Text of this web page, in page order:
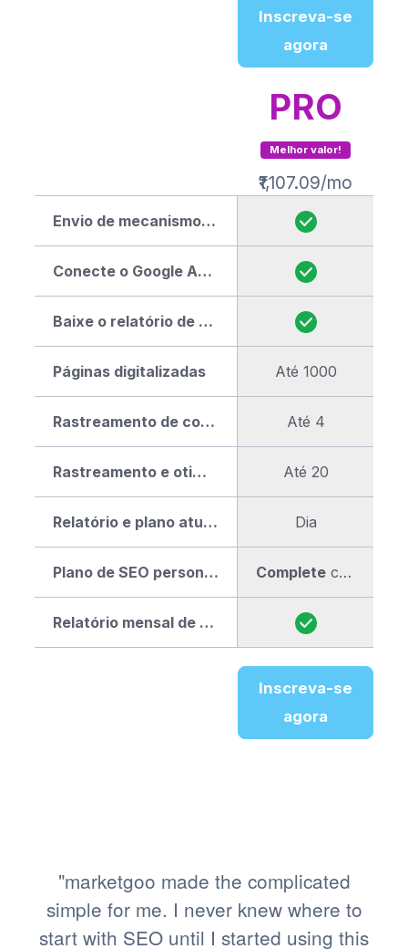
Inscreva-se
agora
Envio de mecanismos de pesquisa
Conecte o Google Analytics
Baixe o relatório de SEO em PDF
Páginas digitalizadas
Rastreamento de concorrentes
Rastreamento e otimização de palavras-chave
Relatório e plano atualizados
Plano de SEO personalizado
Relatório mensal de progresso
PRO
Melhor valor!
₹1,107.09/mo
Até 1000
Até 4
Até 20
Dia
Complete com um guia passo a passo
Inscreva-se
agora
"marketgoo made the complicated
simple for me. I never knew where to
start with SEO until I started using this